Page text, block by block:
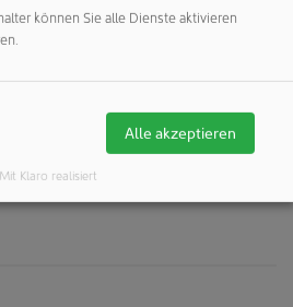
können Sie alle Dienste aktivieren
Alle akzeptieren
Mit Klaro realisiert